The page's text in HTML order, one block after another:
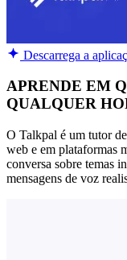
Descarrega a
APRENDE EM
QUALQUER
O Talkpal é um tutor
web e em plataformas
conversa sobre temas
mensagens de voz